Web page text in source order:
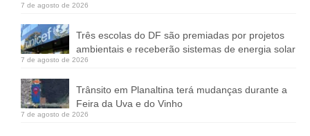
7 de agosto de 2026
Três escolas do DF são premiadas por projetos
ambientais e receberão sistemas de energia solar
7 de agosto de 2026
Trânsito em Planaltina terá mudanças durante a
Feira da Uva e do Vinho
7 de agosto de 2026